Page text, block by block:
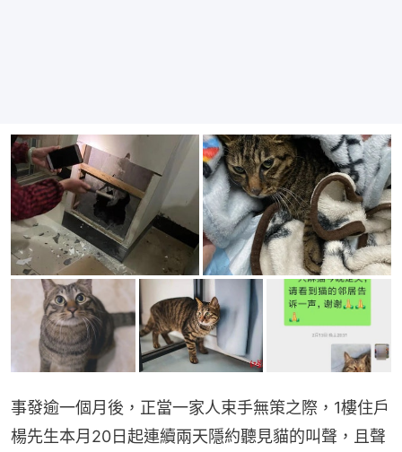
事發逾一個月後，正當一家人束手無策之際，1樓住戶
楊先生本月20日起連續兩天隱約聽見貓的叫聲，且聲